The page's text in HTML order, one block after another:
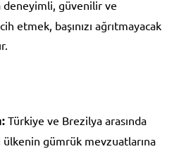
deneyimli, güvenilir ve
etmek, başınızı ağrıtmayacak
Türkiye ve Brezilya arasında
gümrük mevzuatlarına